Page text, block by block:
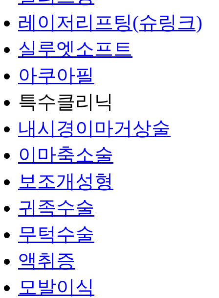
레이저리프팅(슈링크)
실루엣소프트
아쿠아필
특수클리닉
내시경이마거상술
이마축소술
보조개성형
귀족수술
무턱수술
액취증
모발이식